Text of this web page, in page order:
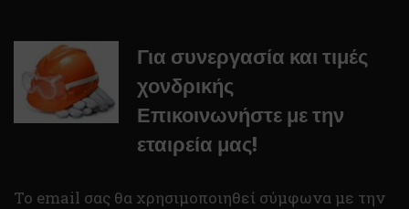
Για συνεργασία και τιμές
χονδρικής
Επικοινωνήστε με την
εταιρεία μας!
To email σας θα χρησιμοποιηθεί σύμφωνα με την